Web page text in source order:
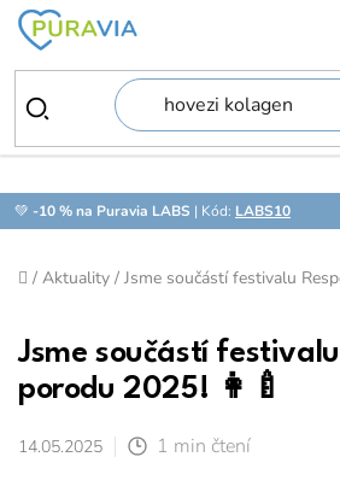
Přejít
obsah
💚 -10 % na Puravia LABS | Kód: LABS10
Domů
/ Aktuality / Jsme součástí festivalu
Jsme součástí
porodu 2025! 👩‍🍼
14.05.2025 1 min čtení